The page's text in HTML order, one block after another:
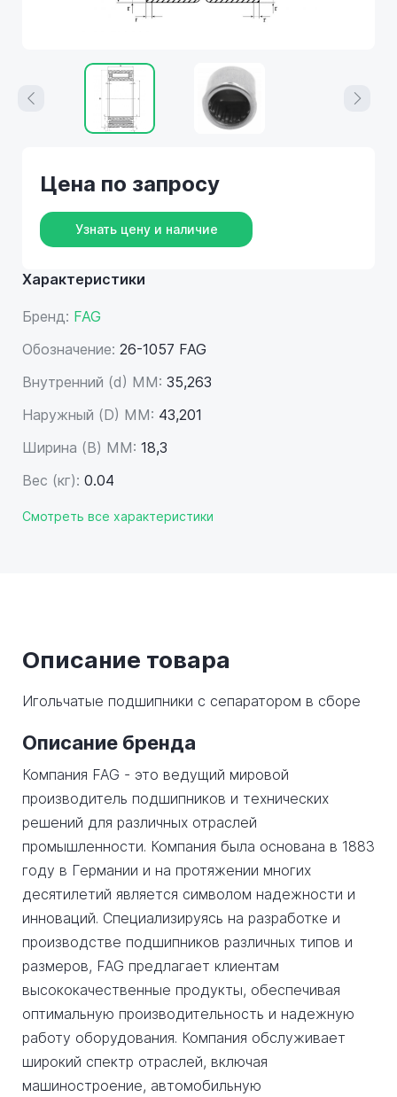
Характеристики
Бренд: FAG
Обозначение: 26-1057 FAG
Внутренний (d) ММ: 35,263
Наружный (D) ММ: 43,201
Ширина (B) MM: 18,3
Вес (кг): 0.04
Смотреть все характеристики
Цена по запросу
Узнать цену и наличие
Описание товара
Игольчатые подшипники с сепаратором в сборе
Описание бренда
Компания FAG - это ведущий мировой
производитель подшипников и технических
решений для различных отраслей
промышленности. Компания была основана в 1883
году в Германии и на протяжении многих
десятилетий является символом надежности и
инноваций. Специализируясь на разработке и
производстве подшипников различных типов и
размеров, FAG предлагает клиентам
высококачественные продукты, обеспечивая
оптимальную производительность и надежную
работу оборудования. Компания обслуживает
широкий спектр отраслей, включая
машиностроение, автомобильную